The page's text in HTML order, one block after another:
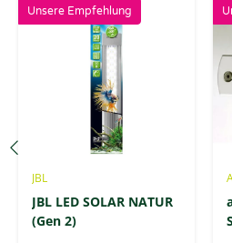
Unsere Empfehlung
JBL
JBL LED SOLAR NATUR
(Gen 2)